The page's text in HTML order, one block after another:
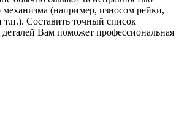
механизма (например, износом рейки,
т.п.). Составить точный список
Вам поможет профессиональная